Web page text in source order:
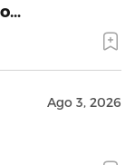
Ago 3, 2026